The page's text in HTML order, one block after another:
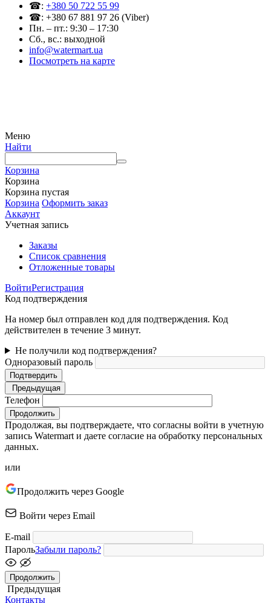
☎: +380 50 722 55 99
☎: +380 67 881 97 26 (Viber)
Пн. – пт.: 9:30 – 17:30
Сб., вс.: выходной
info@watermart.ua
Посмотреть на карте
Меню
Найти
Корзина
Корзина
Корзина пустая
Корзина Оформить заказ
Аккаунт
Учетная запись
Заказы
Список сравнения
Отложенные товары
ВойтиРегистрация
Код подтверждения
На номер был отправлен код для подтверждения. Код
действителен в течение 3 минут.
Не получили код подтверждения?
Одноразовый пароль
Подтвердить
Предыдущая
Телефон
Продолжить
Продолжая, вы подтверждаете, что согласны войти в учетную
запись Watermart и даете согласие на обработку персональных
данных.
или
Продолжить через Google
Войти через Email
E-mail
ПарольЗабыли пароль?
Продолжить
Предыдущая
Контакты